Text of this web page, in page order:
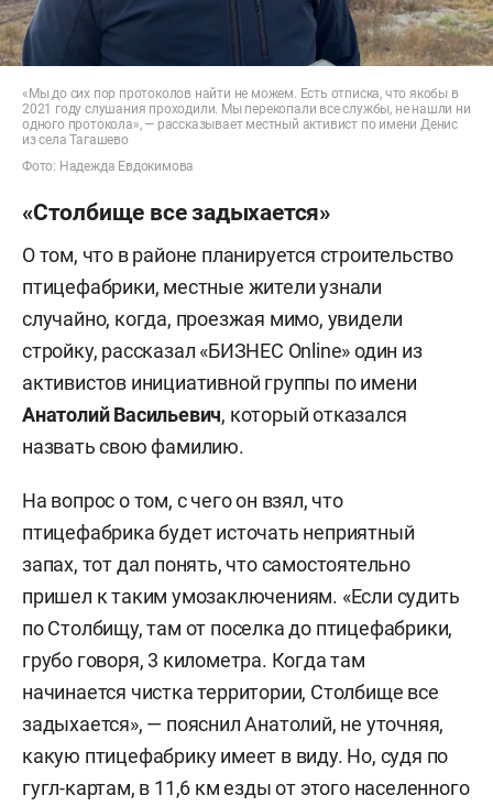
«Мы до сих пор протоколов найти не можем. Есть отписка, что якобы в
2021 году слушания проходили. Мы перекопали все службы, не нашли ни
одного протокола», — рассказывает местный активист по имени Денис
из села Тагашево
Фото: Надежда Евдокимова
«Столбище все задыхается»
О том, что в районе планируется строительство
птицефабрики, местные жители узнали
случайно, когда, проезжая мимо, увидели
стройку, рассказал «БИЗНЕС Online» один из
активистов инициативной группы по имени
Анатолий Васильевич, который отказался
назвать свою фамилию.
На вопрос о том, с чего он взял, что
птицефабрика будет источать неприятный
запах, тот дал понять, что самостоятельно
пришел к таким умозаключениям. «Если судить
по Столбищу, там от поселка до птицефабрики,
грубо говоря, 3 километра. Когда там
начинается чистка территории, Столбище все
задыхается», — пояснил Анатолий, не уточняя,
какую птицефабрику имеет в виду. Но, судя по
гугл-картам, в 11,6 км езды от этого населенного